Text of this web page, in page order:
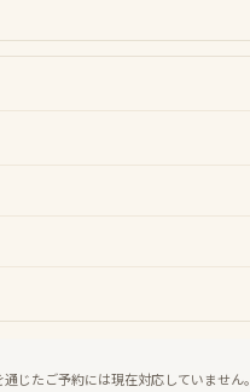
じたご予約には現在対応していません。